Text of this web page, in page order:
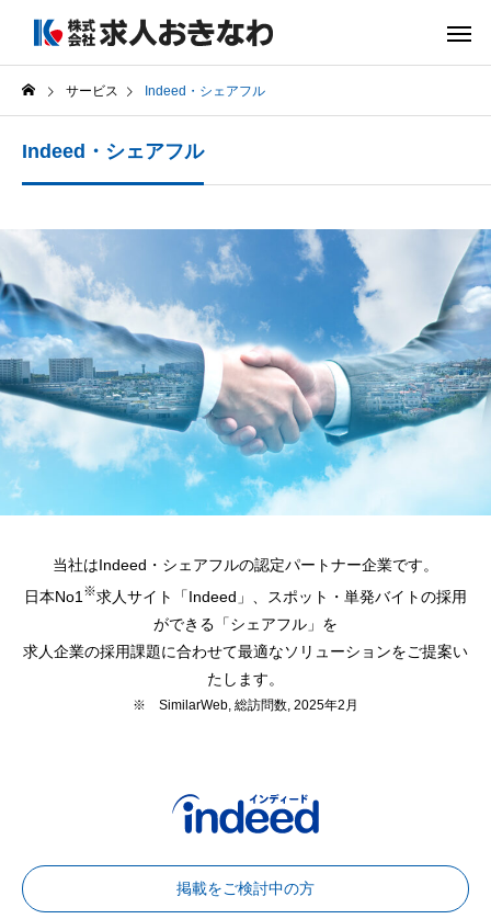
サービス Indeed・シェアフル
Indeed・シェアフル
当社はIndeed・シェアフルの認定パートナー企業です。
日本No1 ※求人サイト「Indeed」、スポット・単発バイトの採用
ができる「シェアフル」を
求人企業の採用課題に合わせて最適なソリューションをご提案い
たします。
※ SimilarWeb, 総訪問数, 2025年2月
掲載をご検討中の方